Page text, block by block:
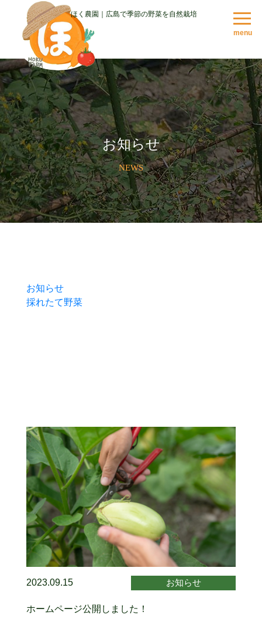
ほく農園｜広島で季節の野菜を自然栽培
menu
お知らせ
NEWS
お知らせ
採れたて野菜
ホームページ公開しました！
2023.09.15 お知らせ